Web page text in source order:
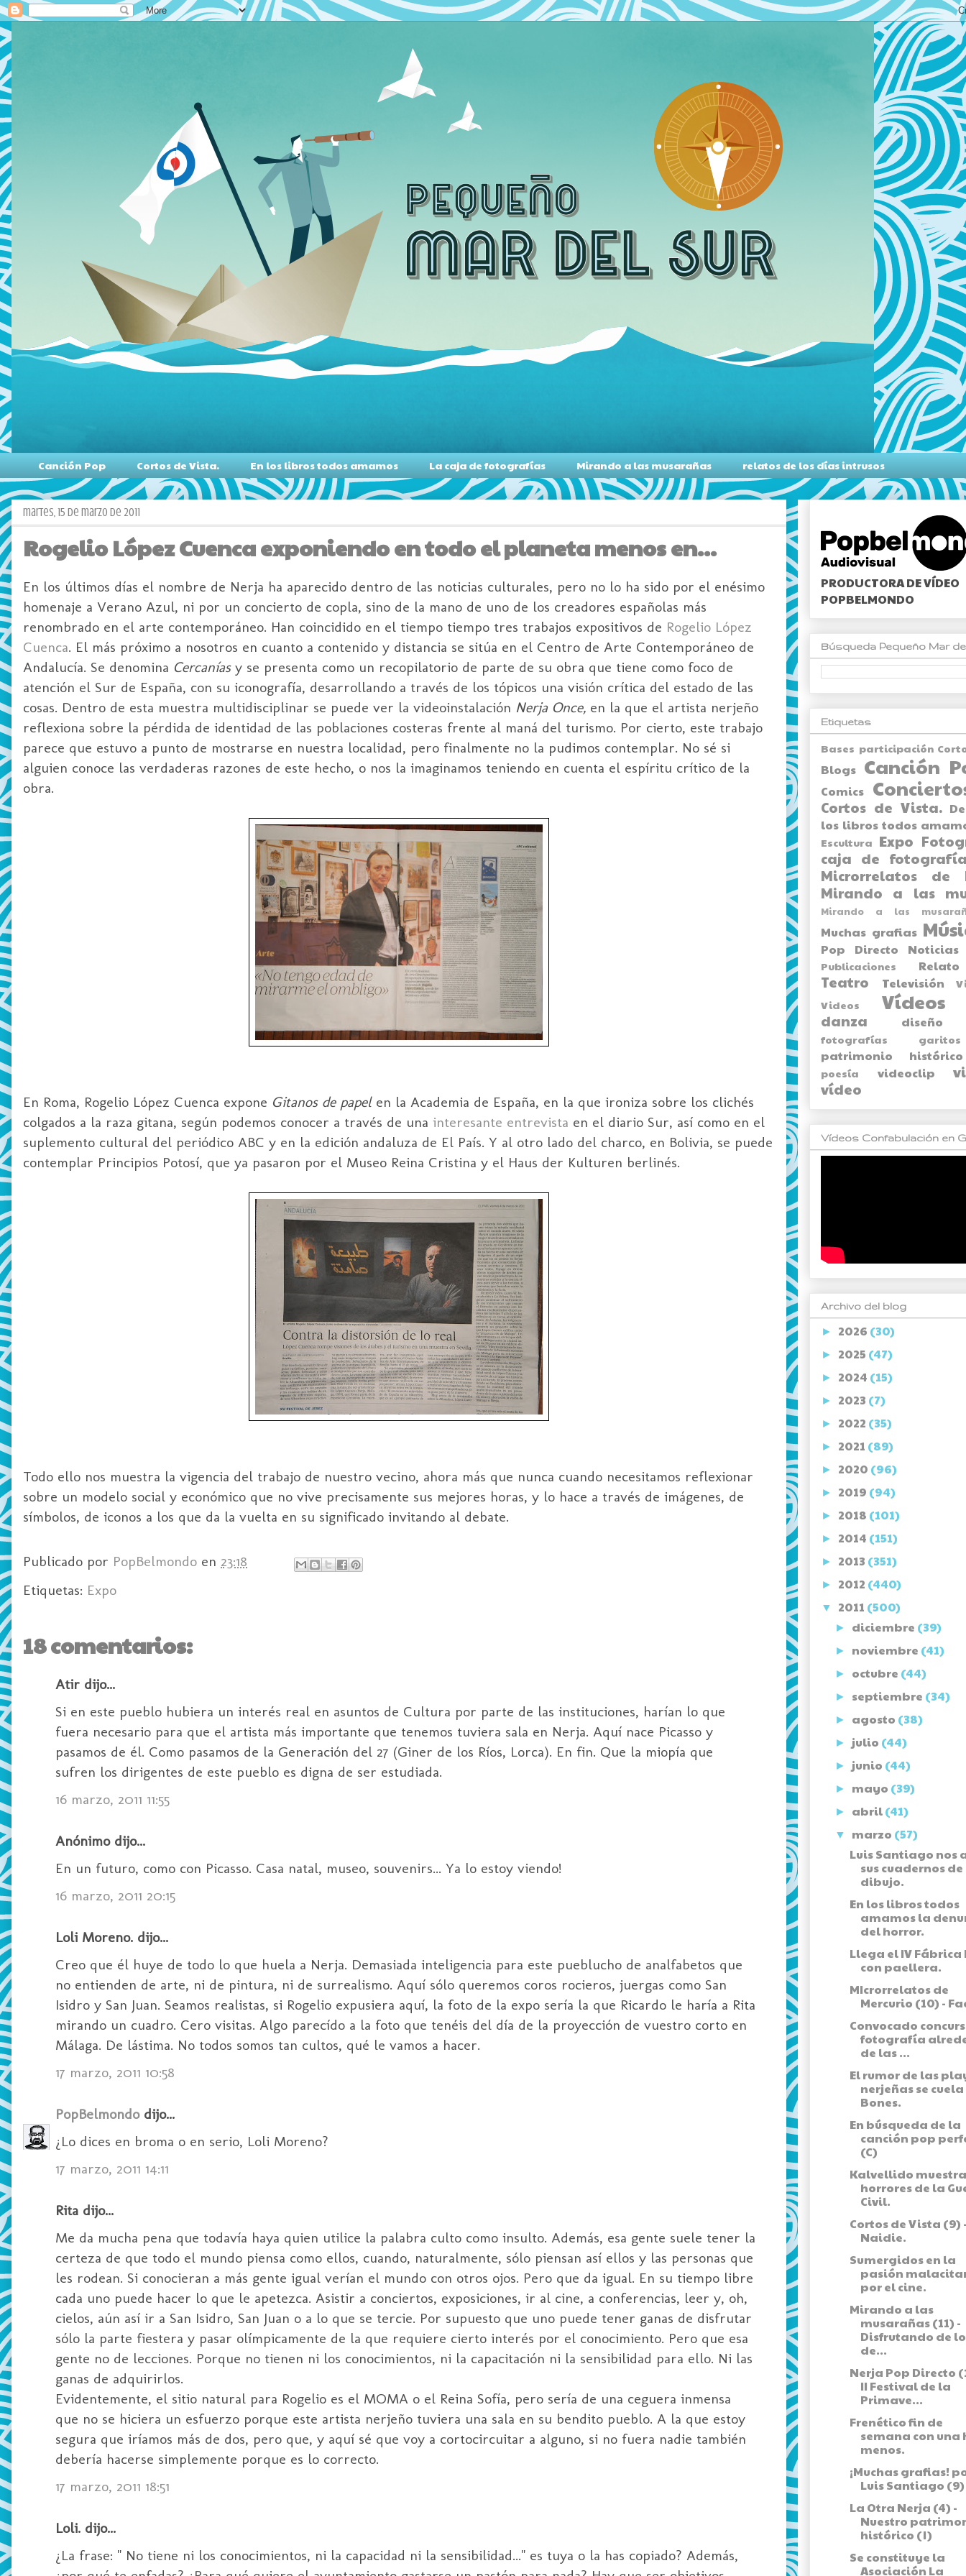
Canción Pop Cortos de Vista. En los libros todos amamos La caja de fotografías Mirando a las musarañas relatos de los días intrusos
martes, 15 de marzo de 2011
Rogelio López Cuenca exponiendo en todo el planeta menos en...
En los últimos días el nombre de Nerja ha aparecido dentro de las noticias culturales, pero no lo ha sido por el enésimo
homenaje a Verano Azul, ni por un concierto de copla, sino de la mano de uno de los creadores españolas más
renombrado en el arte contemporáneo. Han coincidido en el tiempo tiempo tres trabajos expositivos de Rogelio López
Cuenca. El más próximo a nosotros en cuanto a contenido y distancia se sitúa en el Centro de Arte Contemporáneo de
Andalucía. Se denomina Cercaníasy se presenta como un recopilatorio de parte de su obra que tiene como foco de
atención el Sur de España, con su iconografía, desarrollando a través de los tópicos una visión crítica del estado de las
cosas. Dentro de esta muestra multidisciplinar se puede ver la videoinstalación Nerja Once, en la que el artista nerjeño
reflexiona sobre la pérdida de identidad de las poblaciones costeras frente al maná del turismo. Por cierto, este trabajo
parece que estuvo a punto de mostrarse en nuestra localidad, pero finalmente no la pudimos contemplar. No sé si
alguien conoce las verdaderas razones de este hecho, o nos la imaginamos teniendo en cuenta el espíritu crítico de la
obra.
En Roma, Rogelio López Cuenca expone Gitanos de papel en la Academia de España, en la que ironiza sobre los clichés
colgados a la raza gitana, según podemos conocer a través de una interesante entrevista en el diario Sur, así como en el
suplemento cultural del periódico ABC y en la edición andaluza de El País. Y al otro lado del charco, en Bolivia, se puede
contemplar Principios Potosí, que ya pasaron por el Museo Reina Cristina y el Haus der Kulturen berlinés.
Todo ello nos muestra la vigencia del trabajo de nuestro vecino, ahora más que nunca cuando necesitamos reflexionar
sobre un modelo social y económico que no vive precisamente sus mejores horas, y lo hace a través de imágenes, de
símbolos, de iconos a los que da la vuelta en su significado invitando al debate.
Publicado por PopBelmondo en 23:18
Etiquetas: Expo
18 comentarios:
Atir dijo...
Si en este pueblo hubiera un interés real en asuntos de Cultura por parte de las instituciones, harían lo que
fuera necesario para que el artista más importante que tenemos tuviera sala en Nerja. Aquí nace Picasso y
pasamos de él. Como pasamos de la Generación del 27 (Giner de los Ríos, Lorca). En fin. Que la miopía que
sufren los dirigentes de este pueblo es digna de ser estudiada.
16 marzo, 2011 11:55
Anónimo dijo...
En un futuro, como con Picasso. Casa natal, museo, souvenirs... Ya lo estoy viendo!
16 marzo, 2011 20:15
Loli Moreno. dijo...
Creo que él huye de todo lo que huela a Nerja. Demasiada inteligencia para este pueblucho de analfabetos que
no entienden de arte, ni de pintura, ni de surrealismo. Aquí sólo queremos coros rocieros, juergas como San
Isidro y San Juan. Seamos realistas, si Rogelio expusiera aquí, la foto de la expo sería la que Ricardo le haría a Rita
mirando un cuadro. Cero visitas. Algo parecído a la foto que tenéis del día de la proyección de vuestro corto en
Málaga. De lástima. No todos somos tan cultos, qué le vamos a hacer.
17 marzo, 2011 10:58
PopBelmondodijo...
¿Lo dices en broma o en serio, Loli Moreno?
17 marzo, 2011 14:11
Rita dijo...
Me da mucha pena que todavía haya quien utilice la palabra culto como insulto. Además, esa gente suele tener la
certeza de que todo el mundo piensa como ellos, cuando, naturalmente, sólo piensan así ellos y las personas que
les rodean. Si conocieran a más gente igual verían el mundo con otros ojos. Pero que da igual. En su tiempo libre
cada uno puede hacer lo que le apetezca. Asistir a conciertos, exposiciones, ir al cine, a conferencias, leer y, oh,
cielos, aún así ir a San Isidro, San Juan o a lo que se tercie. Por supuesto que uno puede tener ganas de disfrutar
sólo la parte fiestera y pasar olímpicamente de la que requiere cierto interés por el conocimiento. Pero que esa
gente no de lecciones. Porque no tienen ni los conocimientos, ni la capacitación ni la sensibilidad para ello. Ni las
ganas de adquirirlos.
Evidentemente, el sitio natural para Rogelio es el MOMA o el Reina Sofía, pero sería de una ceguera inmensa
que no se hiciera un esfuerzo porque este artista nerjeño tuviera una sala en su bendito pueblo. A la que estoy
segura que iríamos más de dos, pero que, y aquí sé que voy a cortocircuitar a alguno, si no fuera nadie también
debería hacerse simplemente porque es lo correcto.
17 marzo, 2011 18:51
Loli. dijo...
¿La frase: " No tiene ni los conocimientos, ni la capacidad ni la sensibilidad..." es tuya o la has copiado? Además,
PRODUCTORA DE VÍDEO
POPBELMONDO
Búsqueda Pequeño Mar
Etiquetas
Bases participación
Blogs Canción
Comics
Cortos de Vista.
los libros todos
Escultura Expo
caja de
Microrrelatos de
Mirando a las
Mirando a las
Muchas grafias
Pop Directo Noticias
Publicaciones Relato
Teatro Televisión
Videos
Vídeos
danza diseño
fotografías garitos
patrimonio histórico
poesía videoclip
vídeo
Vídeos Confabulación en
Archivo del blog
► 2026 (30)
► 2025 (47)
► 2024 (15)
► 2023 (7)
► 2022 (35)
► 2021 (89)
► 2020 (96)
► 2019 (94)
► 2018 (101)
► 2014 (151)
► 2013 (351)
► 2012 (440)
▼ 2011 (500)
► diciembre (39)
► noviembre (41)
► octubre (44)
► septiembre (34)
► agosto (38)
► julio (44)
► junio (44)
► mayo (39)
► abril(41)
▼ marzo (57)
Luis Santiago nos
sus cuadernos de
dibujo.
En los libros todos
amamos la
del horror.
Llega el IV Fábrica
con paellera.
MIcrorrelatos de
Mercurio (10) -
Convocado
fotografía
de las ...
El rumor de las
nerjeñas se
Bones.
En búsqueda de la
canción pop
(C)
Kalvellido muestra
horrores de la
Civil.
Cortos de Vista (9)
Naidie.
Sumergidos en la
pasión
por el cine.
Mirando a las
musarañas (11) -
Disfrutando de lo
de...
Nerja Pop Directo
II Festival de la
Primave...
Frenético fin de
semana con una
menos.
¡Muchas grafias!
Luis Santiago (9)
La Otra Nerja (4) -
Nuestro
histórico (I)
Se constituye la
Asociación La